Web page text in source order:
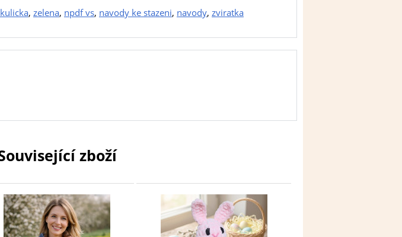
, zelena, npdf vs, navody ke stazeni, navody, zviratka
zboží